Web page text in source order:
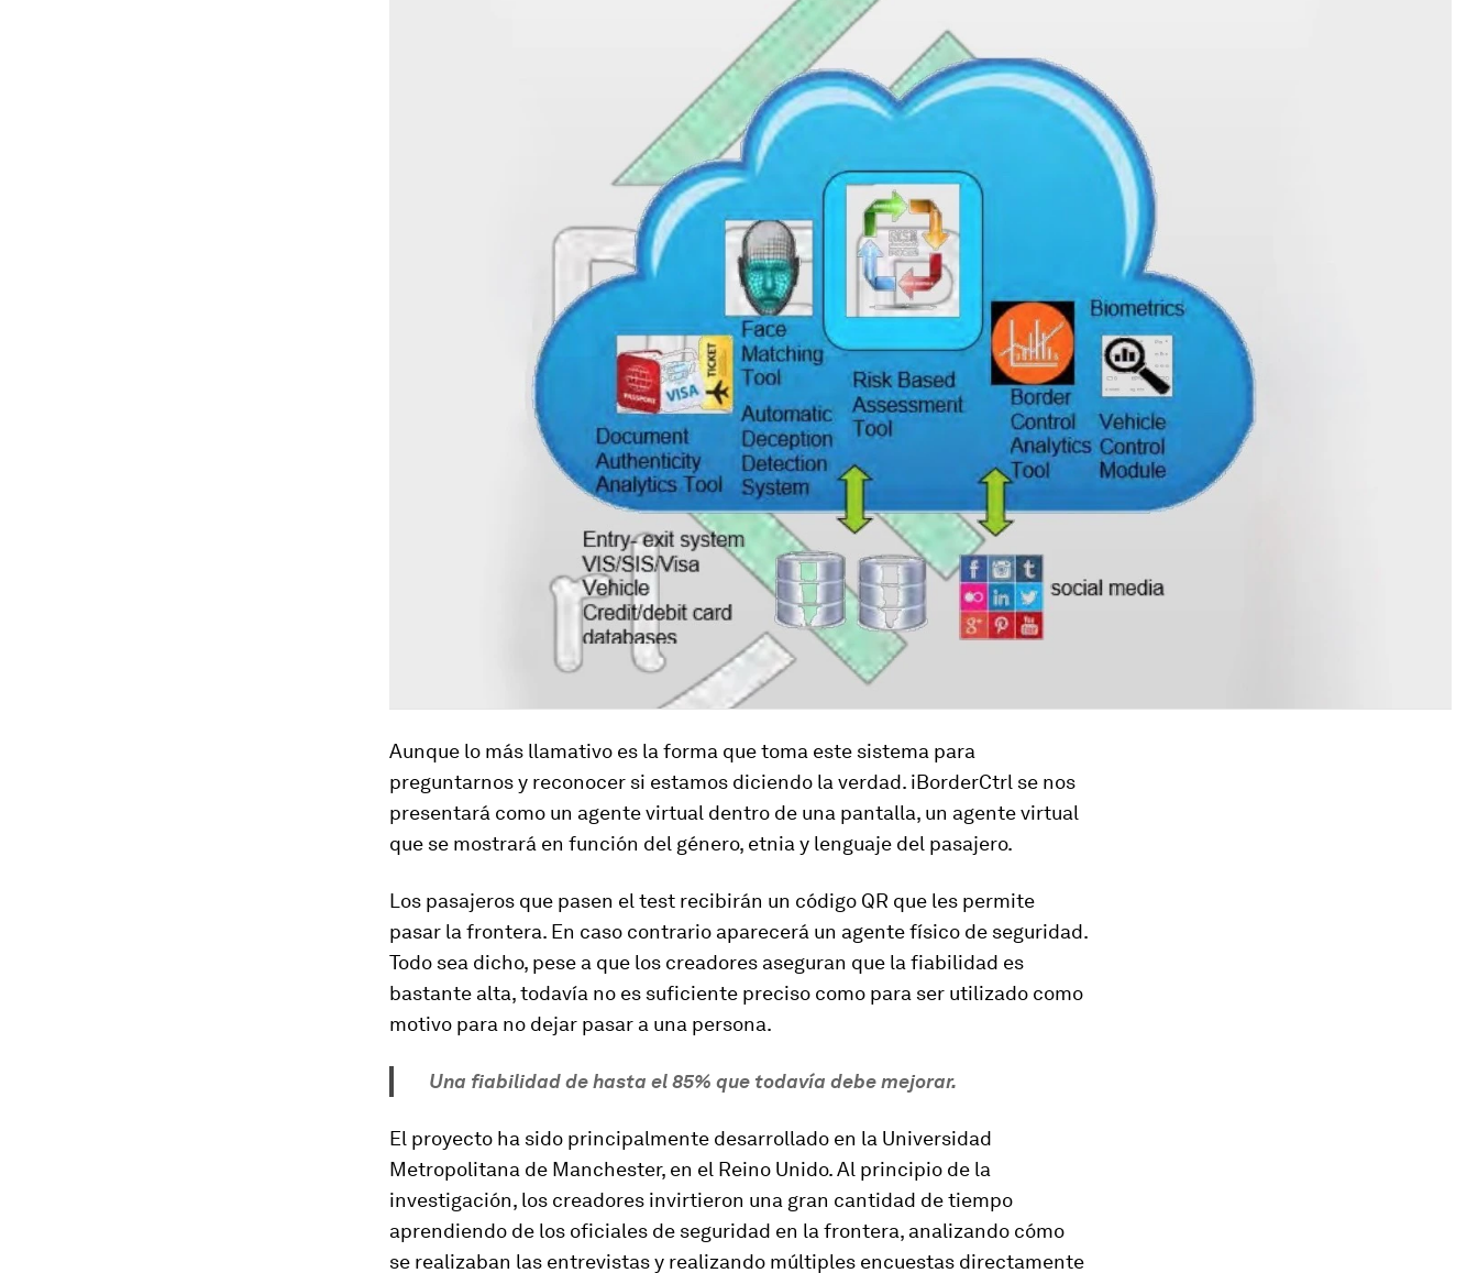
Aunque lo más llamativo es la forma que toma este sistema para
preguntarnos y reconocer si estamos diciendo la verdad. iBorderCtrl se nos
presentará como un agente virtual dentro de una pantalla, un agente virtual
que se mostrará en función del género, etnia y lenguaje del pasajero.
Los pasajeros que pasen el test recibirán un código QR que les permite
pasar la frontera. En caso contrario aparecerá un agente físico de seguridad.
Todo sea dicho, pese a que los creadores aseguran que la fiabilidad es
bastante alta, todavía no es suficiente preciso como para ser utilizado como
motivo para no dejar pasar a una persona.
Una fiabilidad de hasta el 85% que todavía debe mejorar.
El proyecto ha sido principalmente desarrollado en la Universidad
Metropolitana de Manchester, en el Reino Unido. Al principio de la
investigación, los creadores invirtieron una gran cantidad de tiempo
aprendiendo de los oficiales de seguridad en la frontera, analizando cómo
se realizaban las entrevistas y realizando múltiples encuestas directamente